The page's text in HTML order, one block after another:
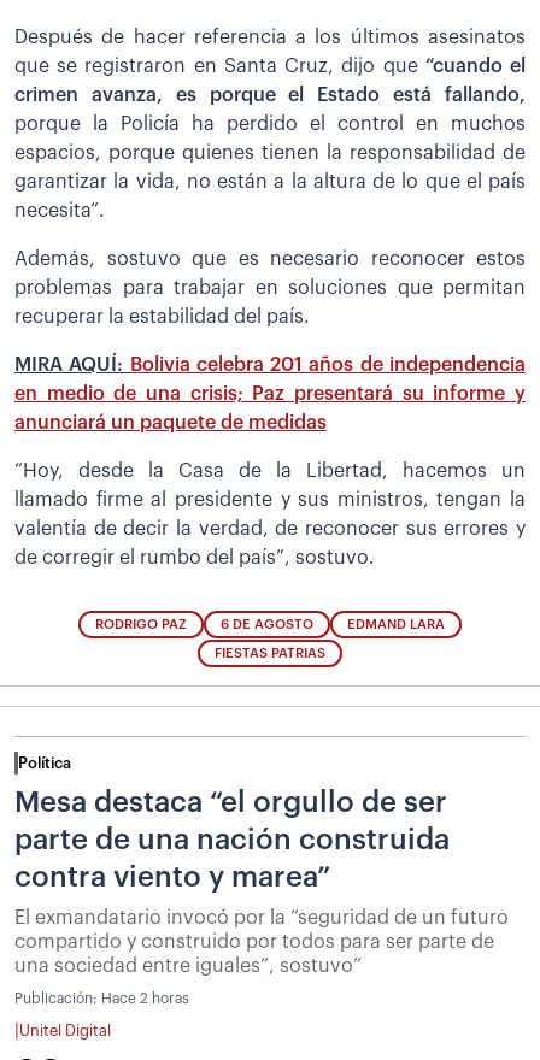
Después de hacer referencia a los últimos asesinatos
que se registraron en Santa Cruz, dijo que “cuando el
crimen avanza, es porque el Estado está fallando,
porque la Policía ha perdido el control en muchos
espacios, porque quienes tienen la responsabilidad de
garantizar la vida, no están a la altura de lo que el país
necesita”.
Además, sostuvo que es necesario reconocer estos
problemas para trabajar en soluciones que permitan
recuperar la estabilidad del país.
MIRA AQUÍ:
Bolivia celebra 201 años de independencia
en medio de una crisis; Paz presentará su informe y
anunciará un paquete de medidas
“Hoy, desde la Casa de la Libertad, hacemos un
llamado firme al presidente y sus ministros, tengan la
valentía de decir la verdad, de reconocer sus errores y
de corregir el rumbo del país”, sostuvo.
RODRIGO PAZ 6 DE AGOSTO EDMAND LARA
FIESTAS PATRIAS
Política
Mesa destaca “el orgullo de ser
parte de una nación construida
contra viento y marea”
El exmandatario invocó por la “seguridad de un futuro
compartido y construido por todos para ser parte de
una sociedad entre iguales”, sostuvo”
Publicación: Hace 2 horas
Unitel Digital